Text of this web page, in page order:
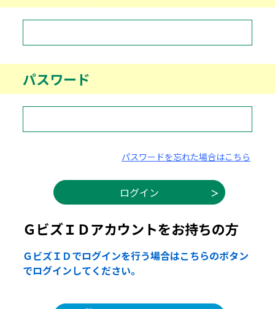
パスワード
パスワードを忘れた場合はこちら
ＧビズＩＤアカウントをお持ちの方
ＧビズＩＤでログインを行う場合はこちらのボタン
でログインしてください。